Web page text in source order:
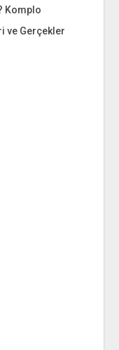
Komplo
ve Gerçekler